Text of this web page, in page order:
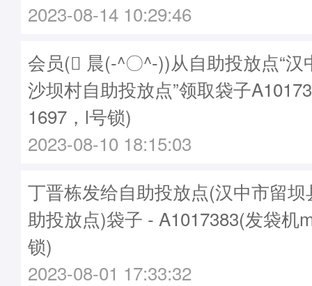
2023-08-14 10:29:46
会员( 晨(-^〇^-))从自助投放点“汉
沙坝村自助投放点”领取袋子
1697，l号锁)
2023-08-10 18:15:03
丁晋栋发给自助投放点(汉中市留
助投放点)袋子 - A1017383(发袋机
锁)
2023-08-01 17:33:32